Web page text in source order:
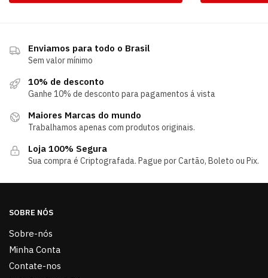
Enviamos para todo o Brasil
Sem valor mínimo
10% de desconto
Ganhe 10% de desconto para pagamentos á vista
Maiores Marcas do mundo
Trabalhamos apenas com produtos originais.
Loja 100% Segura
Sua compra é Criptografada. Pague por Cartão, Boleto ou Pix.
SOBRE NÓS
Sobre-nós
Minha Conta
Contate-nos